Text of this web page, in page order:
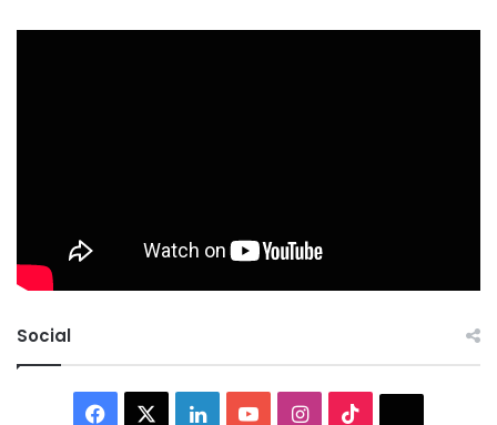
Social
Facebook LinkedInYouTubeInstagram